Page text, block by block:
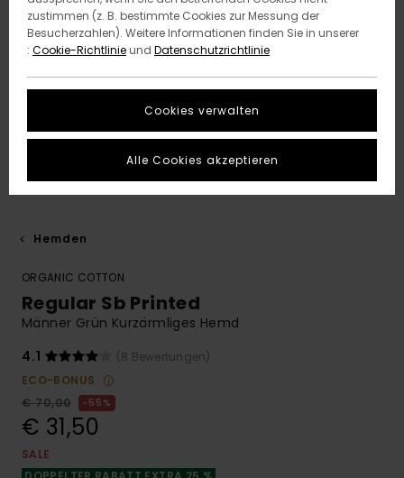
Hemden
ORGANIC COTTON
Regular Sb Printed
Männer Grün Kurzärmliges Hemd
4.1
(8 Bewertungen)
ECO-BONUS
€ 70,00
55%
€ 31,50
SALE
zustimmen (z. B. bestimmte Cookies zur Messung der
Besucherzahlen). Weitere Informationen finden Sie in unserer
: Cookie-Richtlinieund Datenschutzrichtlinie
Cookies verwalten
Alle Cookies akzeptieren